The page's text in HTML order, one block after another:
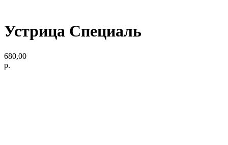
Устрица Специаль
680,00
р.